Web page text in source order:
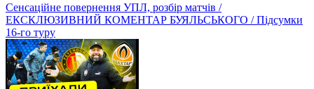
Сенсаційне повернення УПЛ, розбір матчів /
ЕКСКЛЮЗИВНИЙ КОМЕНТАР БУЯЛЬСЬКОГО / Підсумки
16-го туру